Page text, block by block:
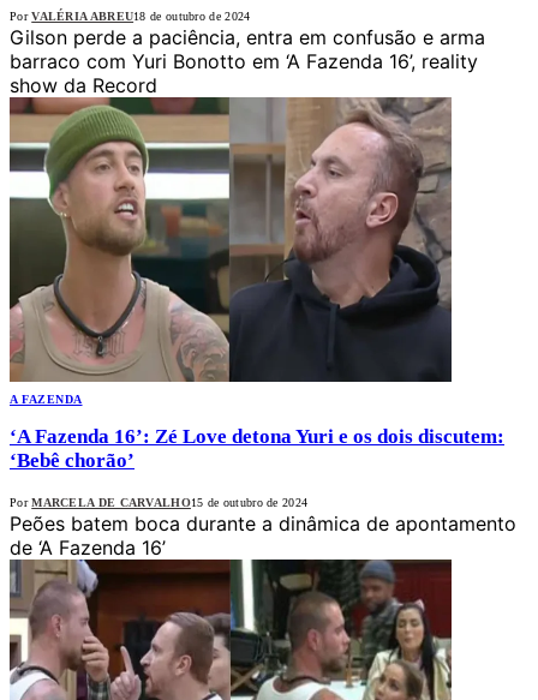
Por VALÉRIA ABREU18 de outubro de 2024
Gilson perde a paciência, entra em confusão e arma
barraco com Yuri Bonotto em ‘A Fazenda 16’, reality
show da Record
A FAZENDA
‘A Fazenda 16’: Zé Love detona Yuri e os dois discutem:
‘Bebê chorão’
Por MARCELA DE CARVALHO15 de outubro de 2024
Peões batem boca durante a dinâmica de apontamento
de ‘A Fazenda 16’